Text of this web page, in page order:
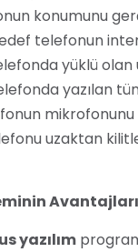
konumunu
telefonun
yüklü olan
yazılan
uzaktan
yazılım